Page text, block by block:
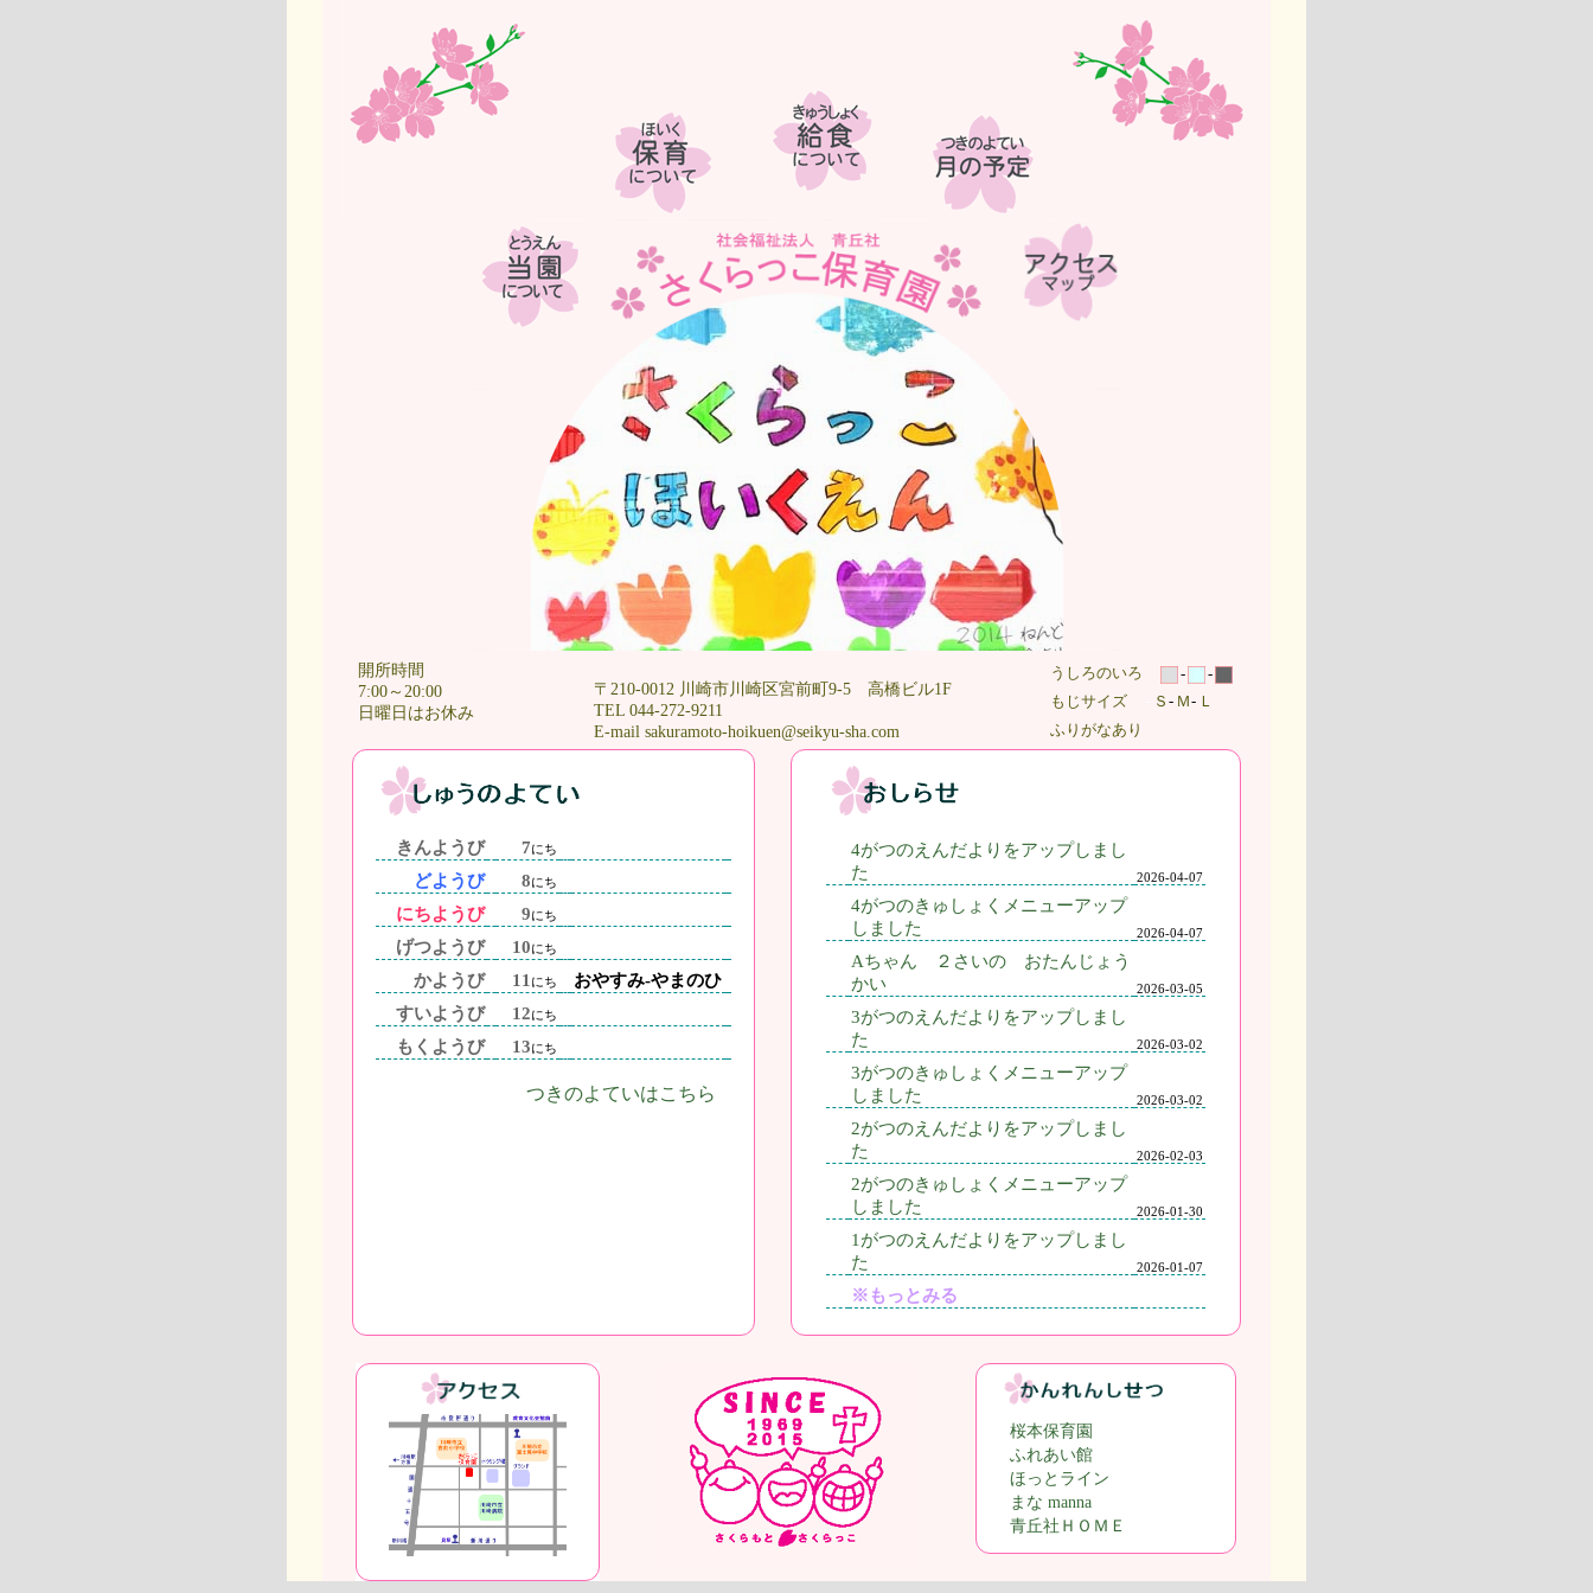
開所時間
7:00～20:00
日曜日はお休み
〒210-0012 川崎市川崎区宮前町9-5 高橋ビル1F
TEL 044-272-9211
E-mail sakuramoto-hoikuen@seikyu-sha.com
うしろのいろ -
-
もじサイズ
Ｓ - Ｍ- Ｌ
ふりがなあり
きんようび 7にち
どようび 8にち
にちようび 9にち
げつようび 10にち
かようび 11 にち
おやすみ-やまのひ
すいようび
12にち
もくようび 13にち
つきのよていはこちら
4がつのえんだよりをアップしまし
た
2026-04-07
4がつのきゅしょくメニューアップ
しました
2026-04-07
Aちゃん ２さいの おたんじょう
かい
2026-03-05
3がつのえんだよりをアップしまし
た
2026-03-02
3がつのきゅしょくメニューアップ
しました
2026-03-02
2がつのえんだよりをアップしまし
た
2026-02-03
2がつのきゅしょくメニューアップ
しました
2026-01-30
1がつのえんだよりをアップしまし
た
2026-01-07
※もっとみる
桜本保育園
ふれあい館
ほっとライン
まな manna
青丘社ＨＯＭＥ